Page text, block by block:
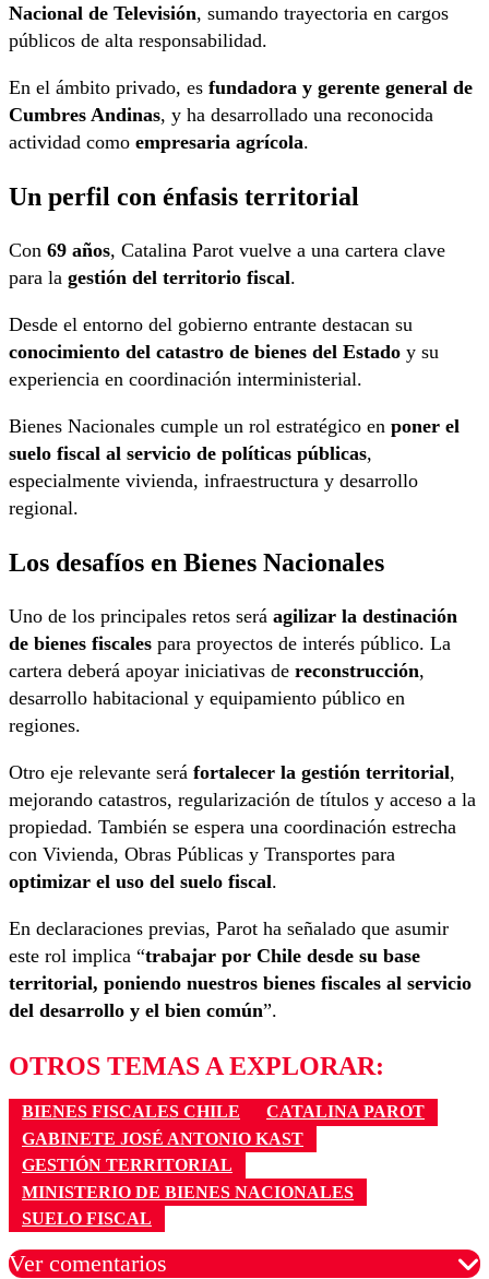
Nacional de Televisión, sumando trayectoria en cargos
públicos de alta responsabilidad.
En el ámbito privado, es fundadora y gerente general de
Cumbres Andinas, y ha desarrollado una reconocida
actividad como empresaria agrícola.
Un perfil con énfasis territorial
Con 69 años, Catalina Parot vuelve a una cartera clave
para la gestión del territorio fiscal.
Desde el entorno del gobierno entrante destacan su
conocimiento del catastro de bienes del Estado y su
experiencia en coordinación interministerial.
Bienes Nacionales cumple un rol estratégico en poner el
suelo fiscal al servicio de políticas públicas,
especialmente vivienda, infraestructura y desarrollo
regional.
Los desafíos en Bienes Nacionales
Uno de los principales retos será agilizar la destinación
de bienes fiscales para proyectos de interés público. La
cartera deberá apoyar iniciativas de reconstrucción,
desarrollo habitacional y equipamiento público en
regiones.
Otro eje relevante será fortalecer la gestión territorial,
mejorando catastros, regularización de títulos y acceso a la
propiedad. También se espera una coordinación estrecha
con Vivienda, Obras Públicas y Transportes para
optimizar el uso del suelo fiscal.
En declaraciones previas, Parot ha señalado que asumir
este rol implica “trabajar por Chile desde su base
territorial, poniendo nuestros bienes fiscales al servicio
del desarrollo y el bien común”.
OTROS TEMAS A EXPLORAR:
BIENES FISCALES CHILE
CATALINA PAROT
GABINETE JOSÉ ANTONIO KAST
GESTIÓN TERRITORIAL
MINISTERIO DE BIENES NACIONALES
SUELO FISCAL
Ver comentarios